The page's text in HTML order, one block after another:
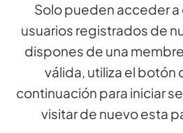
Solo pueden acceder a
usuarios registrados de
dispones de una
válida, utiliza el botón
continuación para iniciar
visitar de nuevo esta